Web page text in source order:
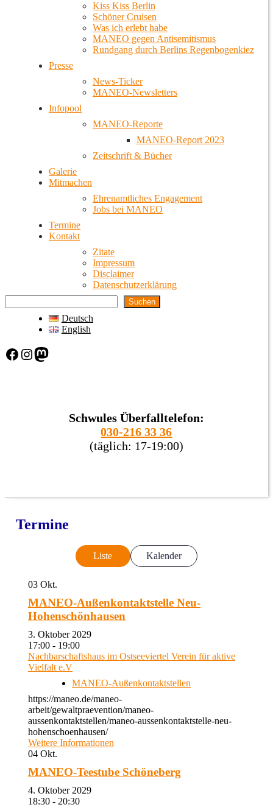
Kiss Kiss Berlin
Schöner Cruisen
Was ich erlebt habe
MANEO gegen Antisemitismus
Rundgang durch Berlins Regenbogenkiez
Presse
News-Ticker
MANEO-Newsletters
Infopool
MANEO-Reporte
MANEO-Report 2023
Zeitschrift & Bücher
Galerie
Mitmachen
Ehrenamtliches Engagement
Jobs bei MANEO
Termine
Kontakt
Zitate
Impressum
Disclaimer
Datenschutzerklärung
Suchen
Deutsch
English
Facebook Instagram Mastodon
Schwules Überfalltelefon:
030-216 33 36
(täglich: 17-19:00)
Termine
Liste Kalender
03 Okt.
MANEO-Außenkontaktstelle Neu-
Hohenschönhausen
3. Oktober 2029
17:00 - 19:00
Nachbarschaftshaus im Ostseeviertel Verein für aktive
Vielfalt e.V
MANEO-Außenkontaktstellen
https://maneo.de/maneo-
arbeit/gewaltpraevention/maneo-
aussenkontaktstellen/maneo-aussenkontaktstelle-neu-
hohenschoenhausen/
Weitere Informationen
04 Okt.
MANEO-Teestube Schöneberg
4. Oktober 2029
18:30 - 20:30